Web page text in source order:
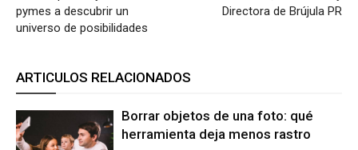
pymes a descubrir un
universo de posibilidades
Directora de Brújula PR
ARTICULOS RELACIONADOS
Borrar objetos de una foto: qué
herramienta deja menos rastro